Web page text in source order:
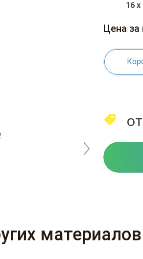
16 x
Цена
от
материалов